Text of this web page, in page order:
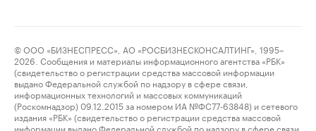
© ООО «БИЗНЕСПРЕСС», АО «РОСБИЗНЕСКОНСАЛТИНГ», 1995–
2026. Сообщения и материалы информационного агентства «РБК»
(свидетельство о регистрации средства массовой информации
выдано Федеральной службой по надзору в сфере связи,
информационных технологий и массовых коммуникаций
(Роскомнадзор) 09.12.2015 за номером ИА №ФС77-63848) и сетевого
издания «РБК» (свидетельство о регистрации средства массовой
информации выдано Федеральной службой по надзору в сфере связи,